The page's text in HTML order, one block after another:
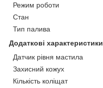
Режим роботи
Стан
Тип палива
Додаткові характеристики
Датчик рівня мастила
Захисний кожух
Кількість коліщат